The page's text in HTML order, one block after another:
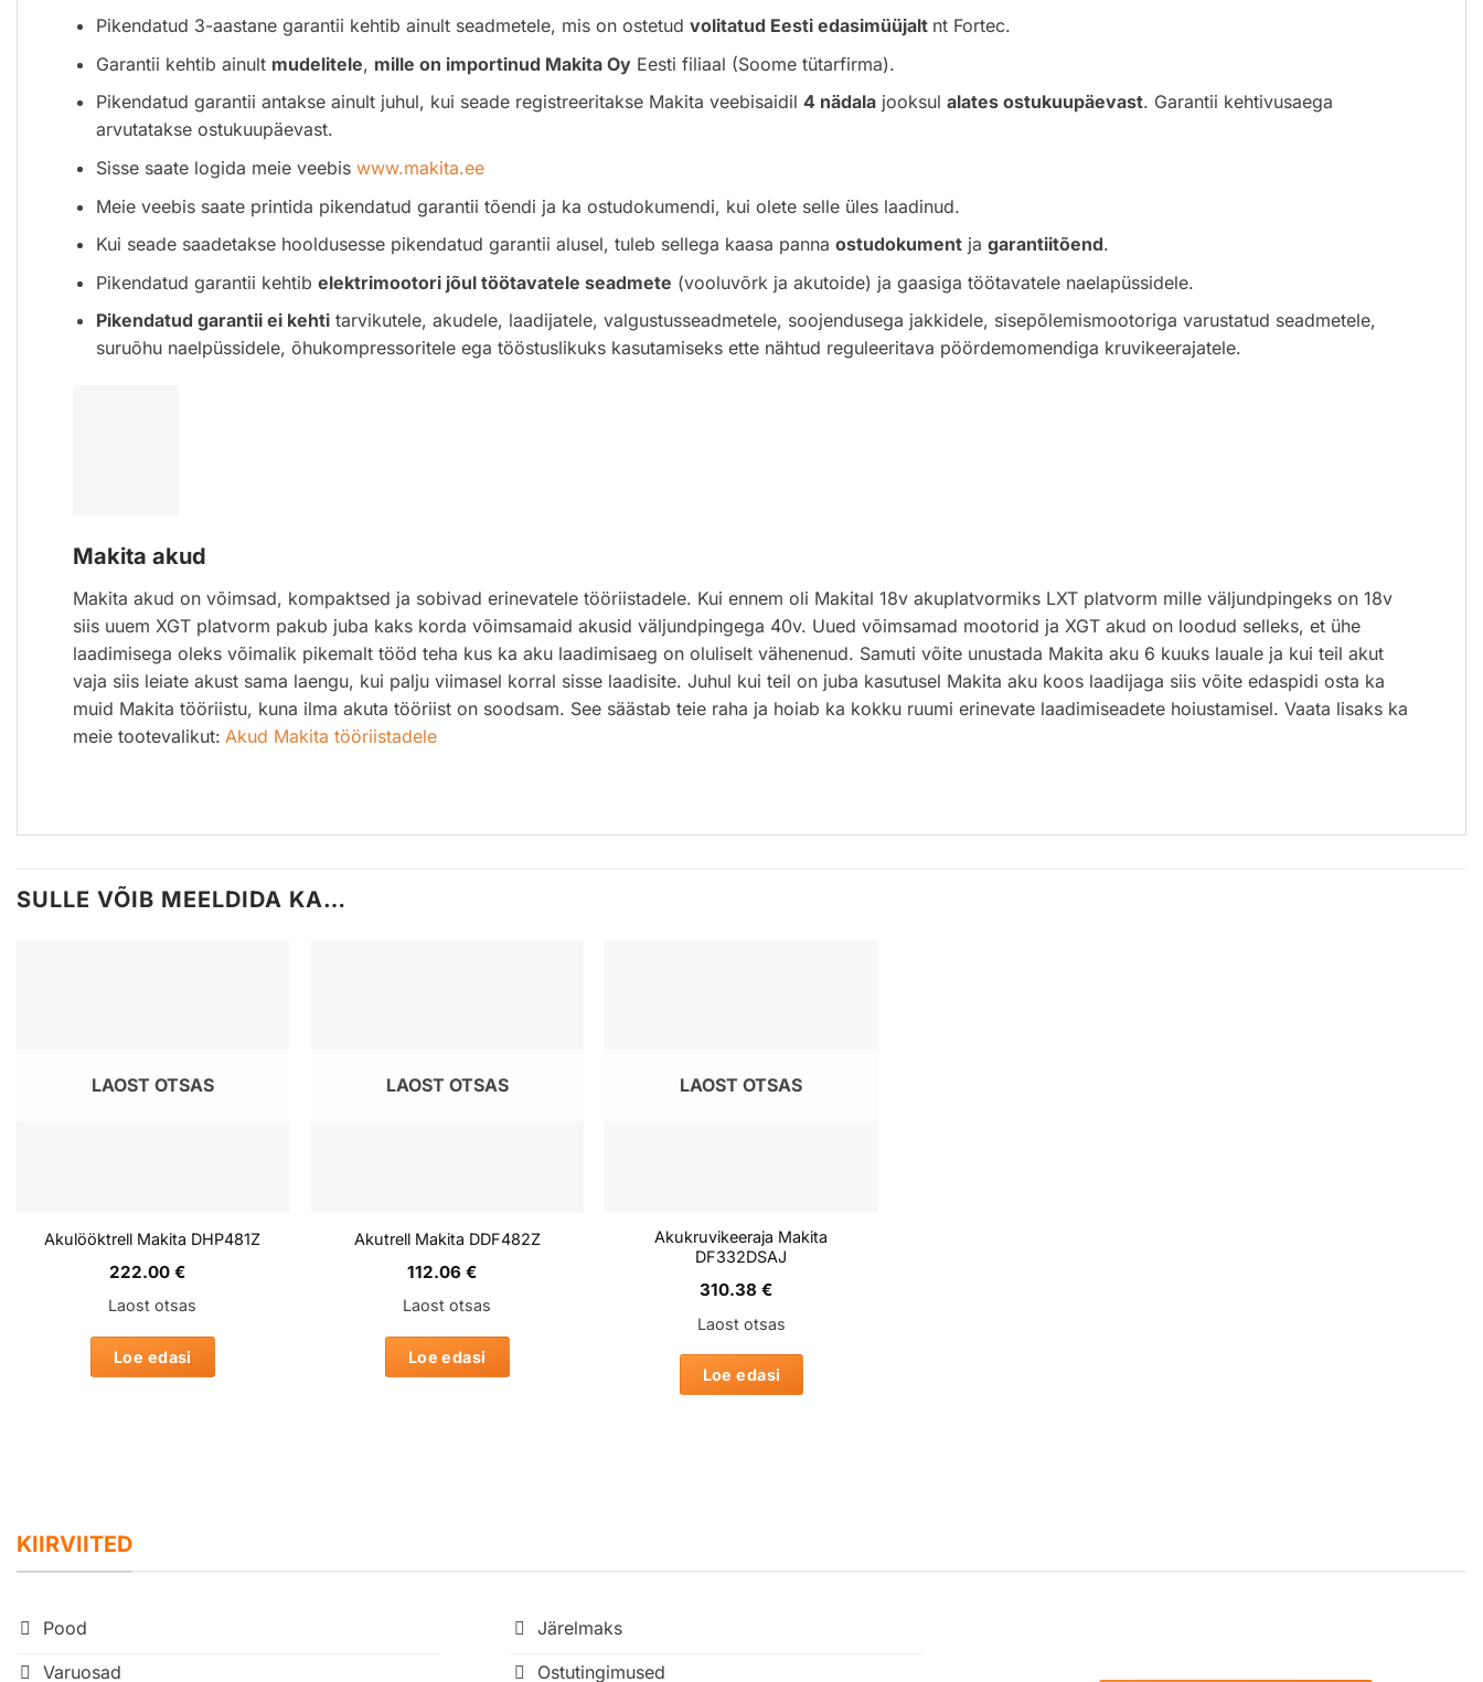
Pikendatud 3-aastane garantii kehtib ainult seadmetele, mis on ostetud volitatud Eesti edasimüüjalt nt Fortec.
Garantii kehtib ainult mudelitele, mille on importinud Makita OyEesti filiaal (Soome tütarfirma).
Pikendatud garantii antakse ainult juhul, kui seade registreeritakse Makita veebisaidil 4 nädalajooksul alates ostukuupäevast. Garantii kehtivusaega
arvutatakse ostukuupäevast.
Sisse saate logida meie veebis www.makita.ee
Meie veebis saate printida pikendatud garantii tõendi ja ka ostudokumendi, kui olete selle üles laadinud.
Kui seade saadetakse hooldusesse pikendatud garantii alusel, tuleb sellega kaasa panna ostudokumentja garantiitõend.
Pikendatud garantii kehtib elektrimootori jõul töötavatele seadmete (vooluvõrk ja akutoide) ja gaasiga töötavatele naelapüssidele.
Pikendatud garantii ei kehtitarvikutele, akudele, laadijatele, valgustusseadmetele, soojendusega jakkidele, sisepõlemismootoriga varustatud seadmetele,
suruõhu naelpüssidele, õhukompressoritele ega tööstuslikuks kasutamiseks ette nähtud reguleeritava pöördemomendiga kruvikeerajatele.
Makita akud
Makita akud on võimsad, kompaktsed ja sobivad erinevatele tööriistadele. Kui ennem oli Makital 18v akuplatvormiks LXT platvorm mille väljundpingeks on 18v
siis uuem XGT platvorm pakub juba kaks korda võimsamaid akusid väljundpingega 40v. Uued võimsamad mootorid ja XGT akud on loodud selleks, et ühe
laadimisega oleks võimalik pikemalt tööd teha kus ka aku laadimisaeg on oluliselt vähenenud. Samuti võite unustada Makita aku 6 kuuks lauale ja kui teil akut
vaja siis leiate akust sama laengu, kui palju viimasel korral sisse laadisite. Juhul kui teil on juba kasutusel Makita aku koos laadijaga siis võite edaspidi osta ka
muid Makita tööriistu, kuna ilma akuta tööriist on soodsam. See säästab teie raha ja hoiab ka kokku ruumi erinevate laadimiseadete hoiustamisel. Vaata lisaks ka
meie tootevalikut: Akud Makita tööriistadele
SULLE VÕIB MEELDIDA KA…
LAOST OTSAS
Akulööktrell Makita DHP481Z
222.00 €
Laost otsas
Loe edasi
LAOST OTSAS
Akutrell Makita DDF482Z
112.06 €
Laost otsas
Loe edasi
LAOST OTSAS
Akukruvikeeraja Makita
DF332DSAJ
310.38 €
Laost otsas
Loe edasi
KIIRVIITED
Pood
Varuosad
Järelmaks
Ostutingimused